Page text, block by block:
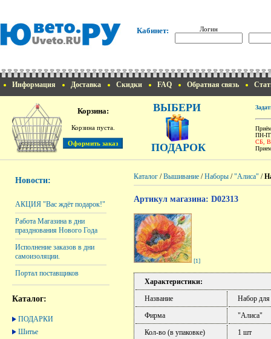
Кабинет: Логин
Информация Доставка Скидки FAQ Обратная связь
Корзина:
Корзина пуста.
ВЫБЕРИ
ПОДАРОК
ПН-
СБ,
Новости:
АКЦИЯ "Вас ждёт подарок!"
Работа Магазина в дни
празднования Нового Года
Исполнение заказов в дни
самоизоляции.
Портал поставщиков
Каталог:
ПОДАРКИ
Шитье
Каталог /Вышивание /Наборы /"Алиса" /
Артикул магазина: D02313
[1]
Характеристики:
Название
Набор
Фирма
"Алиса"
Кол-во (в упаковке)
1 шт